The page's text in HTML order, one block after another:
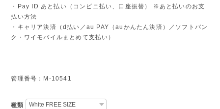
・Pay ID あと払い（コンビニ払い、口座振替） ※あと払いのお支
払い方法
・キャリア決済（d払い／au PAY（auかんたん決済）／ソフトバン
ク・ワイモバイルまとめて支払い）
管理番号：M-10541
種類